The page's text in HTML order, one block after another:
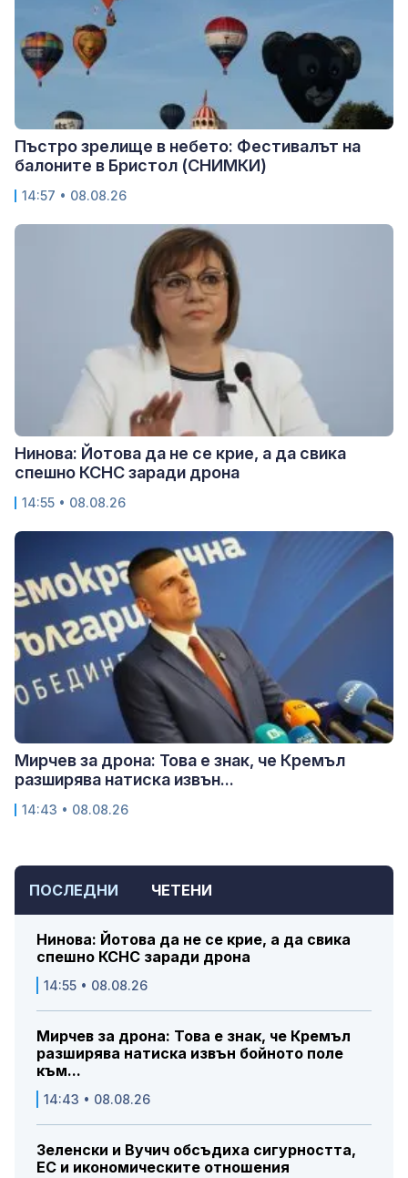
ПОСЛЕДНИ ЧЕТЕНИ
Нинова: Йотова да не се крие, а да свика
спешно КСНС заради дрона
14:55 • 08.08.26
Мирчев за дрона: Това е знак, че Кремъл
разширява натиска извън бойното поле
към...
14:43 • 08.08.26
Зеленски и Вучич обсъдиха сигурността,
ЕС и икономическите отношения
Пъстро зрелище в небето: Фестивалът на
балоните в Бристол (СНИМКИ)
14:57 • 08.08.26
Нинова: Йотова да не се крие, а да свика
спешно КСНС заради дрона
14:55 • 08.08.26
Мирчев за дрона: Това е знак, че Кремъл
разширява натиска извън...
14:43 • 08.08.26